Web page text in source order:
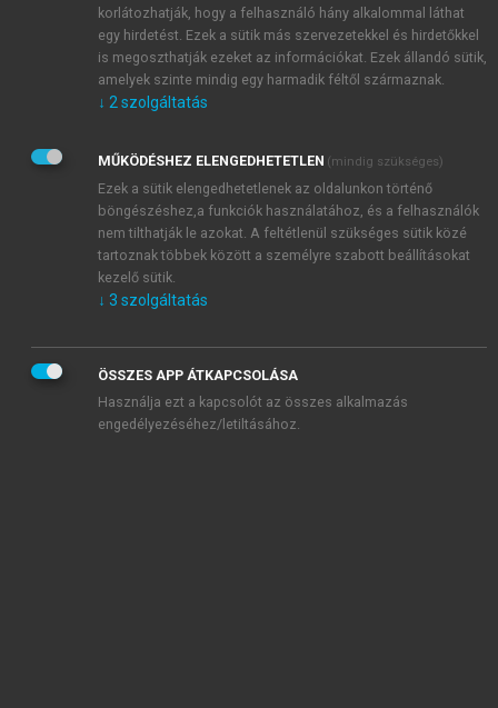
Kérek értesítést a MeRSZ újdonságairól, akcióiról.
Kérek értesítést az Akadémiai Kiadó Zrt. újdonságairól,
Adatkezelési tájékoztatóbanfoglaltakat tudomásul
veszem és elfogadom.
Általános vásárlási feltételeket, valamint a szotar.netés a
mersz.huoldalak licencszerződéseiben foglaltakat
tudomásul veszem és elfogadom.
KIPRÓBÁLOM
korlátozhatják, hogy a felhasználó hány alkalommal láthat
egy hirdetést. Ezek a sütik más szervezetekkel és hirdetőkkel
is megoszthatják ezeket az információkat. Ezek állandó sütik,
amelyek szinte mindig egy harmadik féltől származnak.
↓ 2 szolgáltatás
MŰKÖDÉSHEZ ELENGEDHETETLEN (mindig szükséges)
Ezek a sütik elengedhetetlenek az oldalunkon történő
böngészéshez,a funkciók használatához, és a felhasználók
nem tilthatják le azokat. A feltétlenül szükséges sütik közé
tartoznak többek között a személyre szabott beállításokat
kezelő sütik.
↓ 3 szolgáltatás
ÖSSZES APP ÁTKAPCSOLÁSA
Használja ezt a kapcsolót az összes alkalmazás
engedélyezéséhez/letiltásához.